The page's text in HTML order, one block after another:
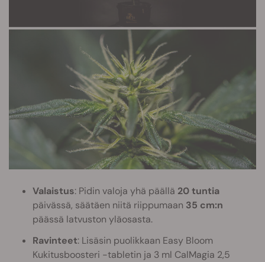
Valaistus: Pidin valoja yhä päällä 20 tuntia
päivässä, säätäen niitä riippumaan 35 cm:n
päässä latvuston yläosasta.
Ravinteet: Lisäsin puolikkaan Easy Bloom
Kukitusboosteri -tabletin ja 3 ml CalMagia 2,5